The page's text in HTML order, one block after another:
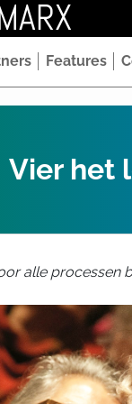
Features
Vier het
alle processen